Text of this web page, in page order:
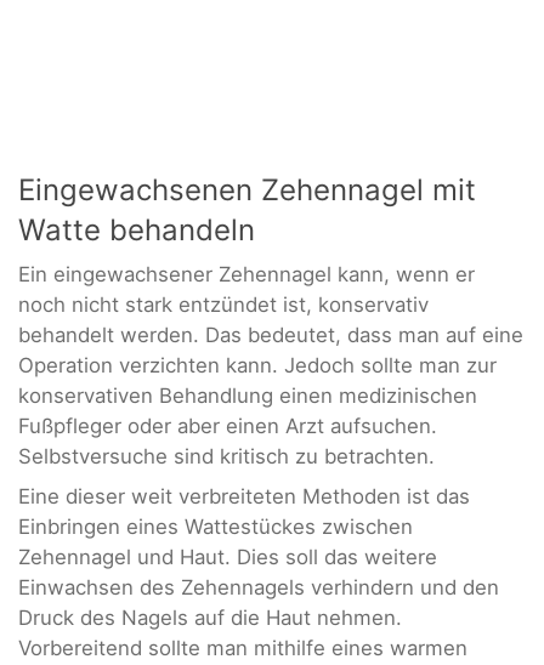
Eingewachsenen Zehennagel mit
Watte behandeln
Ein eingewachsener Zehennagel kann, wenn er
noch nicht stark entzündet ist, konservativ
behandelt werden. Das bedeutet, dass man auf eine
Operation verzichten kann. Jedoch sollte man zur
konservativen Behandlung einen medizinischen
Fußpfleger oder aber einen Arzt aufsuchen.
Selbstversuche sind kritisch zu betrachten.
Eine dieser weit verbreiteten Methoden ist das
Einbringen eines Wattestückes zwischen
Zehennagel und Haut. Dies soll das weitere
Einwachsen des Zehennagels verhindern und den
Druck des Nagels auf die Haut nehmen.
Vorbereitend sollte man mithilfe eines warmen